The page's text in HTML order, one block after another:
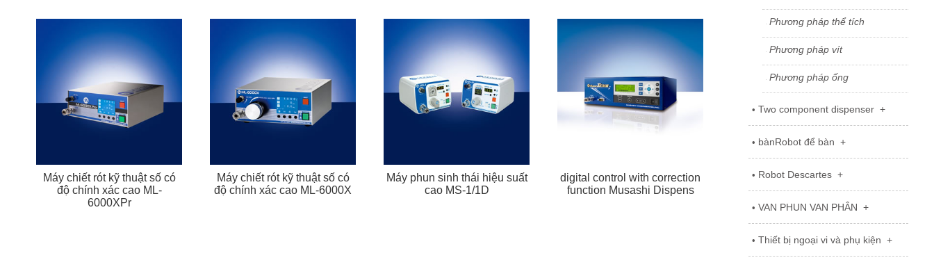
Máy chiết rót kỹ thuật số có
độ chính xác cao ML-
6000XPr
Máy chiết rót kỹ thuật số có
độ chính xác cao ML-6000X
Máy phun sinh thái hiệu suất
cao MS-1/1D
digital control with correction
function Musashi Dispens
° Phương pháp thể tích
° Phương pháp vít
° Phương pháp ống
• Two component dispenser +
• bànRobot để bàn +
• Robot Descartes +
• VAN PHUN VAN PHÂN +
• Thiết bị ngoại vi và phụ kiện +